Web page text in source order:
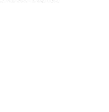
come
espressione.